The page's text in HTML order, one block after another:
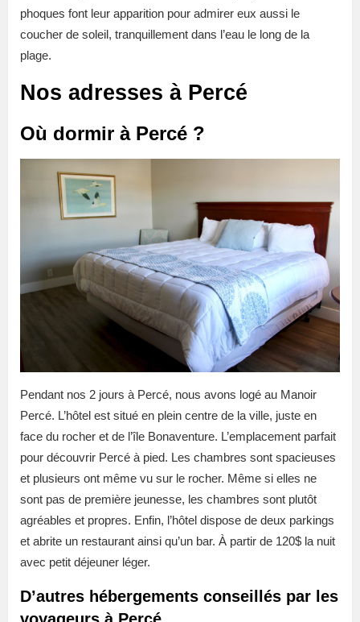
phoques font leur apparition pour admirer eux aussi le
coucher de soleil, tranquillement dans l’eau le long de la
plage.
Nos adresses à Percé
Où dormir à Percé ?
Pendant nos 2 jours à Percé, nous avons logé au Manoir
Percé. L’hôtel est situé en plein centre de la ville, juste en
face du rocher et de l’île Bonaventure. L’emplacement parfait
pour découvrir Percé à pied. Les chambres sont spacieuses
et plusieurs ont même vu sur le rocher. Même si elles ne
sont pas de première jeunesse, les chambres sont plutôt
agréables et propres. Enfin, l’hôtel dispose de deux parkings
et abrite un restaurant ainsi qu’un bar. À partir de 120$ la nuit
avec petit déjeuner léger.
D’autres hébergements conseillés par les